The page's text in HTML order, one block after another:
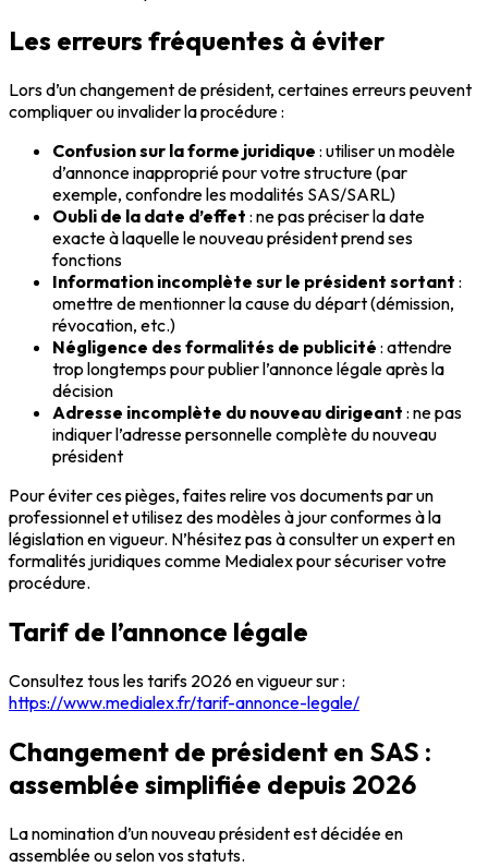
Les erreurs fréquentes à éviter
Lors d’un changement de président, certaines erreurs peuvent
compliquer ou invalider la procédure :
Confusion sur la forme juridique : utiliser un modèle
d’annonce inapproprié pour votre structure (par
exemple, confondre les modalités SAS/SARL)
Oubli de la date d’effet : ne pas préciser la date
exacte à laquelle le nouveau président prend ses
fonctions
Information incomplète sur le président sortant :
omettre de mentionner la cause du départ (démission,
révocation, etc.)
Négligence des formalités de publicité : attendre
trop longtemps pour publier l’annonce légale après la
décision
Adresse incomplète du nouveau dirigeant : ne pas
indiquer l’adresse personnelle complète du nouveau
président
Pour éviter ces pièges, faites relire vos documents par un
professionnel et utilisez des modèles à jour conformes à la
législation en vigueur. N’hésitez pas à consulter un expert en
formalités juridiques comme Medialex pour sécuriser votre
procédure.
Tarif de l’annonce légale
Consultez tous les tarifs 2026 en vigueur sur :
https://www.medialex.fr/tarif-annonce-legale/
Changement de président en SAS :
assemblée simplifiée depuis 2026
La nomination d’un nouveau président est décidée en
assemblée ou selon vos statuts.